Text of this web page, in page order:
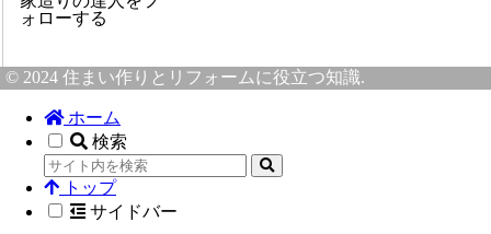
ォローする
© 2024 住まい作りとリフォームに役立つ知識.
ホーム
検索
トップ
サイドバー